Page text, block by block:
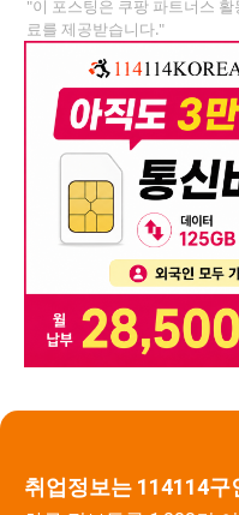
취업정보는 114114구
"이 포스팅은 쿠팡 파트너스
료를 제공받습니다."